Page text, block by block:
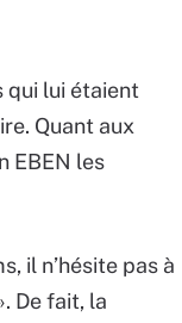
qui lui étaient
Quant aux
EBEN les
il n’hésite pas à
De fait, la